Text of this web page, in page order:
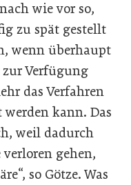
wie vor so,
zu spät gestellt
wenn überhaupt
Verfügung
das Verfahren
kann. Das
weil dadurch
gehen,
so Götze. Was